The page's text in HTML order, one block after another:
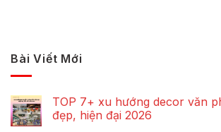
Bài Viết Mới
TOP 7+ xu hướng decor văn
đẹp, hiện đại 2026